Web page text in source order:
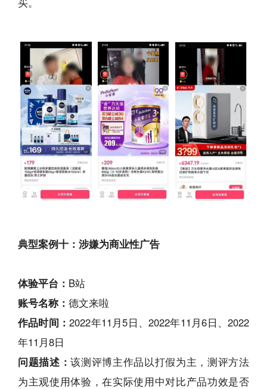
典型案例十：涉嫌为商业性广告
体验平台： B站
账号名称： 德文来啦
作品时间：2022年11月5日、2022年11月6日、2022
年11月8日
问题描述：该测评博主作品以打假为主，测评方法
为主观使用体验，在实际使用中对比产品功效是否